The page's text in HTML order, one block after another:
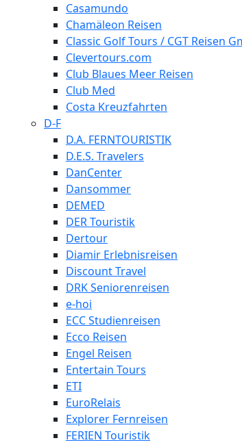
Casamundo
Chamäleon Reisen
Classic Golf Tours / CGT Reisen
Clevertours.com
Club Blaues Meer Reisen
Club Med
Costa Kreuzfahrten
D-F
D.A. FERNTOURISTIK
D.E.S. Travelers
DanCenter
Dansommer
DEMED
DER Touristik
Dertour
Diamir Erlebnisreisen
Discount Travel
DRK Seniorenreisen
e-hoi
ECC Studienreisen
Ecco Reisen
Engel Reisen
Entertain Tours
ETI
EuroRelais
Explorer Fernreisen
FERIEN Touristik